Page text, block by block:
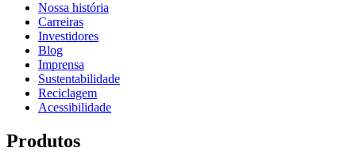
Nossa história
Carreiras
Investidores
Blog
Imprensa
Sustentabilidade
Reciclagem
Acessibilidade
Produtos